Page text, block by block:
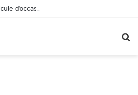
d’occasion en plein essor